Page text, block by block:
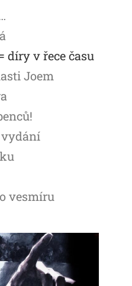
díry v řece času
Joem
vesmíru